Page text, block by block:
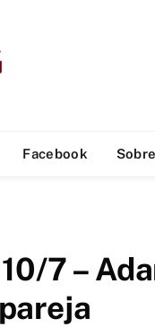
Facebook
7 –